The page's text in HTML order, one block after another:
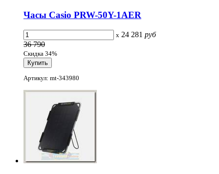
Часы Casio PRW-50Y-1AER
x 24 281 руб
36 790
Скидка 34%
Артикул: mt-343980